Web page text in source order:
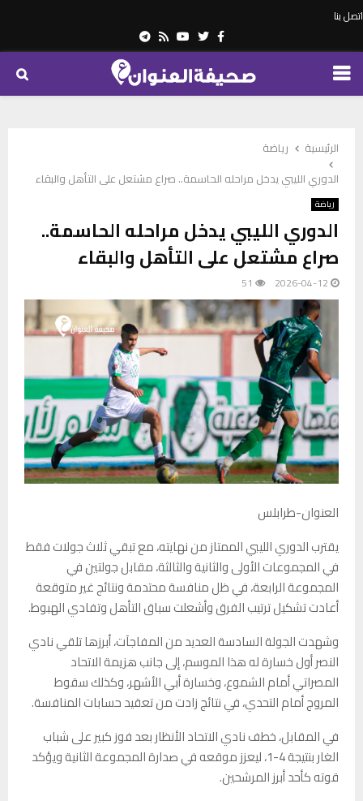
اتصل بنا
Facebook
Twitter
Youtube
Rss
Telegram
PRIMARY
الرئيسية
رياضة
الدوري الليبي يدخل مراحله الحاسمة.. صراع مشتعل على التأهل والبقاء
رياضة
الدوري الليبي يدخل مراحله الحاسمة..
صراع مشتعل على التأهل والبقاء
2026-04-12
51
العنوان-طرابلس
يقترب الدوري الليبي الممتاز من نهايته، مع تبقي ثلاث جولات فقط
في المجموعات الأولى والثانية والثالثة، مقابل جولتين في
المجموعة الرابعة، في ظل منافسة محتدمة ونتائج غير متوقعة
أعادت تشكيل ترتيب الفرق وأشعلت سباق التأهل وتفادي الهبوط.
وشهدت الجولة السادسة العديد من المفاجآت، أبرزها تلقي نادي
النصر أول خسارة له هذا الموسم، إلى جانب هزيمة الاتحاد
المصراتي أمام الشموع، وخسارة أبي الأشهر، وكذلك سقوط
المروج أمام التحدي، في نتائج زادت من تعقيد حسابات المنافسة.
في المقابل، خطف نادي الاتحاد الأنظار بعد فوز كبير على شباب
الغار بنتيجة 4-1، ليعزز موقعه في صدارة المجموعة الثانية ويؤكد
قوته كأحد أبرز المرشحين.